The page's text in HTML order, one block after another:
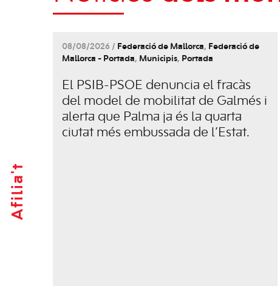
Afilia't
08/08/2026 / Federació de Mallorca, Federació de
Mallorca - Portada, Municipis, Portada
El PSIB-PSOE denuncia el fracàs
del model de mobilitat de Galmés i
alerta que Palma ja és la quarta
ciutat més embussada de l’Estat.